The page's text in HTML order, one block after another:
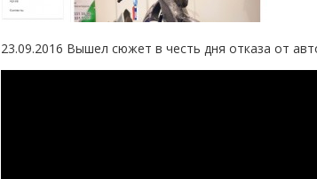
23.09.2016 Вышел сюжет в честь дня отказа от